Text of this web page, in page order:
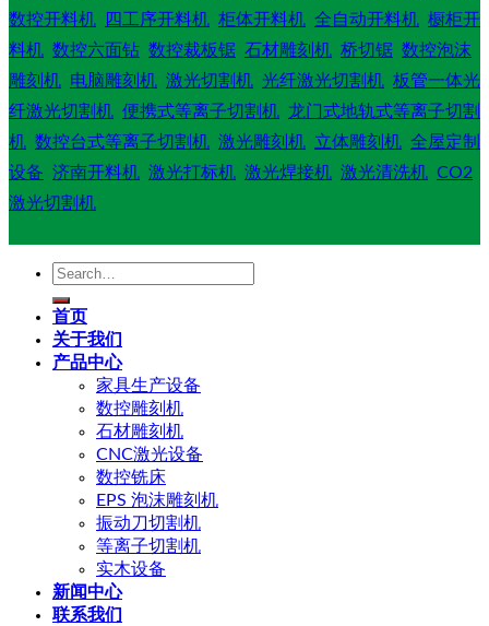
数控开料机
四工序开料机 柜体开料机 全自动开料机 橱柜开
料机 数控六面钻 数控裁板锯 石材雕刻机 桥切锯 数控泡沫
雕刻机 电脑雕刻机 激光切割机 光纤激光切割机 板管一体光
纤激光切割机 便携式等离子切割机 龙门式地轨式等离子切割
机 数控台式等离子切割机 激光雕刻机 立体雕刻机 全屋定制
设备 济南开料机 激光打标机 激光焊接机 激光清洗机 CO2
激光切割机
Search
首页
关于我们
产品中心
家具生产设备
数控雕刻机
石材雕刻机
CNC激光设备
数控铣床
EPS 泡沫雕刻机
振动刀切割机
等离子切割机
实木设备
新闻中心
联系我们